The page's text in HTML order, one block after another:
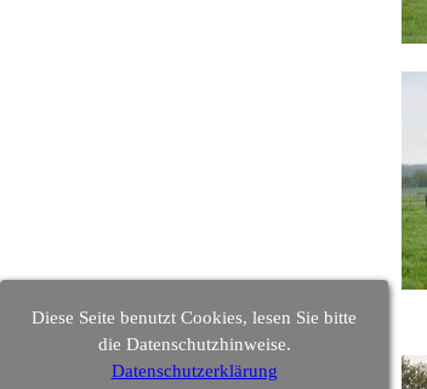
Diese Seite benutzt Cookies, lesen Sie bitte
die Datenschutzhinweise.
Datenschutzerklärung